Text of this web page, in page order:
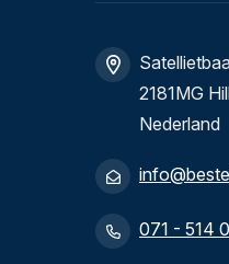
2181MG
Nederland
071 - 514